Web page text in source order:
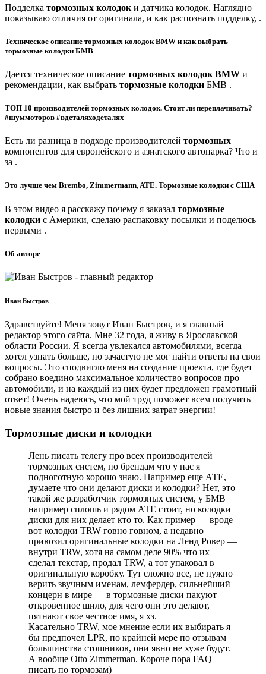
Подделка тормозных колодок и датчика колодок. Наглядно
показываю отличия от оригинала, и как распознать подделку, .
Техническое описание тормозных колодок BMW и как выбрать
тормозные колодки БМВ
Дается техническое описание тормозных колодок BMW и
рекомендации, как выбрать тормозные колодки БМВ .
ТОП 10 производителей тормозных колодок. Стоит ли переплачивать?
#шуммоторов #вдеталяходеталях
Есть ли разница в подходе производителей тормозных
компонентов для европейского и азиатского автопарка? Что и
за .
Это лучше чем Brembo, Zimmermann, ATE. Тормозные колодки с США
В этом видео я расскажу почему я заказал тормозные
колодки с Америки, сделаю распаковку посылки и поделюсь
первыми .
Об авторе
Иван Быстров
Здравствуйте! Меня зовут Иван Быстров, и я главный
редактор этого сайта. Мне 32 года, я живу в Ярославской
области России. Я всегда увлекался автомобилями, всегда
хотел узнать больше, но зачастую не мог найти ответы на свои
вопросы. Это сподвигло меня на создание проекта, где будет
собрано воедино максимальное количество вопросов про
автомобили, и на каждый из них будет предложен грамотный
ответ! Очень надеюсь, что мой труд поможет всем получить
новые знания быстро и без лишних затрат энергии!
Тормозные диски и колодки
Лень писать телегу про всех производителей
тормозных систем, по брендам что у нас я
подноготную хорошо знаю. Например еще АТЕ,
думаете что они делают диски и колодки? Нет, это
такой же разработчик тормозных систем, у БМВ
например сплошь и рядом АТЕ стоит, но колодки
диски для них делает кто то. Как пример — вроде
вот колодки TRW говно говном, а недавно
привозил оригинальные колодки на Ленд Ровер —
внутри TRW, хотя на самом деле 90% что их
сделал текстар, продал TRW, а тот упаковал в
оригинальную коробку. Тут сложно все, не нужно
верить звучным именам, лемфердер, сильнейший
концерн в мире — в тормозные диски пакуют
откровенное шило, для чего они это делают,
пятнают свое честное имя, я хз.
Касательно TRW, мое мнение если их выбирать я
бы предпочел LPR, по крайней мере по отзывам
большинства стошников, они явно не хуже будут.
А вообще Otto Zimmerman. Короче пора FAQ
писать по тормозам)